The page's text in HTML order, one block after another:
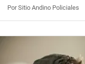
Por Sitio Andino Policiales